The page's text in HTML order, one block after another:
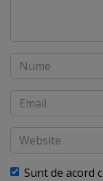
Nume
Email
Website
Sunt de acord